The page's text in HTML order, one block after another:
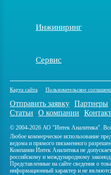
Инжиниринг
Сервис
Карта сайта Пользовательское
Отправить заявку Партнеры
Статьи
О компании
© 2004-2026 АО "Интек Аналитика".
Любое коммерческое использование
ведома и прямого письменного
Компании Интек Аналитика не
российскому и международному
Представленные на сайте сведения о
информационный характер и не